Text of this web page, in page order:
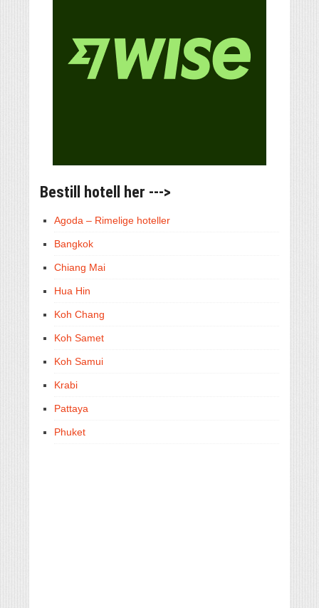
Bestill hotell her --->
Agoda – Rimelige hoteller
Bangkok
Chiang Mai
Hua Hin
Koh Chang
Koh Samet
Koh Samui
Krabi
Pattaya
Phuket